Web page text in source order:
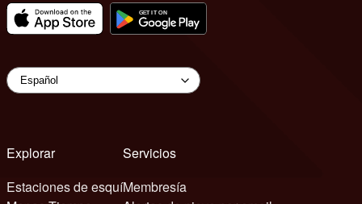
Explorar
Estaciones de esquí
Servicios
Membresía